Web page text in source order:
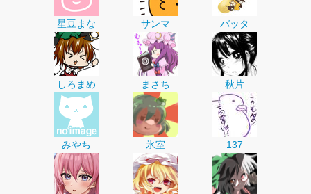
星豆まな サンマ バッタ
しろまめ まさち 秋片
みやち 氷室 137